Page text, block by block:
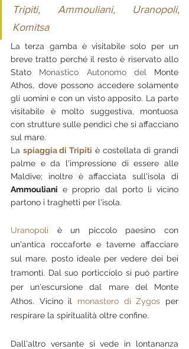
Tripiti, Ammouliani, Uranopoli,
Komitsa
La terza gamba è visitabile solo per un
breve tratto perché il resto è riservato allo
Stato Monastico Autonomo del Monte
Athos, dove possono accedere solamente
gli uomini e con un visto apposito. La parte
visitabile è molto suggestiva, montuosa
con strutture sulle pendici che si affacciano
sul mare.
La spiaggia di Tripiti è costellata di grandi
palme e da l'impressione di essere alle
Ammouliani e proprio dal porto lì vicino
partono i traghetti per l'isola.
Uranopoli è un piccolo paesino con
un'antica roccaforte e taverne affacciare
sul mare, posto ideale per vedere dei bei
tramonti. Dal suo porticciolo si può partire
per un'escursione dal mare del Monte
Athos. Vicino il monastero di Zygos per
respirare la spiritualità oltre confine.
Dall'altro versante si vede in lontananza